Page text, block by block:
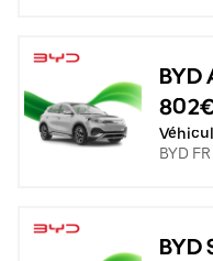
BYD
BYD FR
BYD